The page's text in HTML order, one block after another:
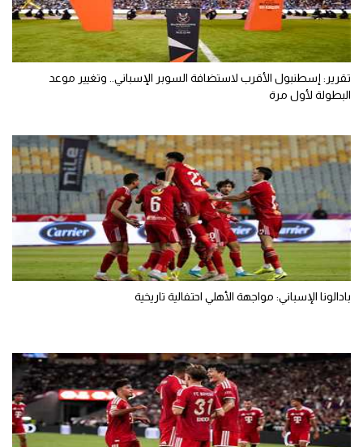
تقرير: إسطنبول الأقرب لاستضافة السوبر الإسباني.. وتغيير موعد
البطولة لأول مرة
بادالونا الإسباني: مواجهة الأهلي احتفالية تاريخية